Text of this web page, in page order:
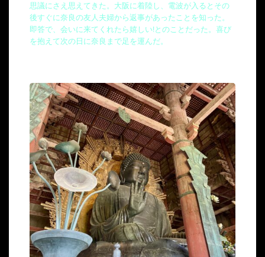
思議にさえ思えてきた。大阪に着陸し、電波が入るとその
後すぐに奈良の友人夫婦から返事があったことを知った。
即答で、会いに来てくれたら嬉しい!とのことだった。喜び
を抱えて次の日に奈良まで足を運んだ。